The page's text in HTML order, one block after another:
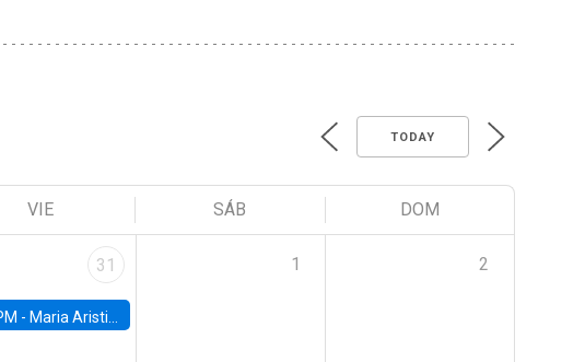
TODAY
VIE SÁB DOM
31
- Maria Aristizabal-Ramirez, FED Board
1 2